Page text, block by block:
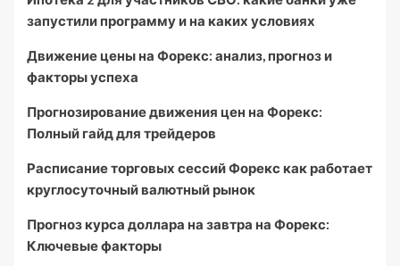
запустили программу и на каких условиях
Движение цены на Форекс: анализ, прогноз и
факторы успеха
Прогнозирование движения цен на Форекс:
Полный гайд для трейдеров
Расписание торговых сессий Форекс как работает
круглосуточный валютный рынок
Прогноз курса доллара на завтра на Форекс:
Ключевые факторы